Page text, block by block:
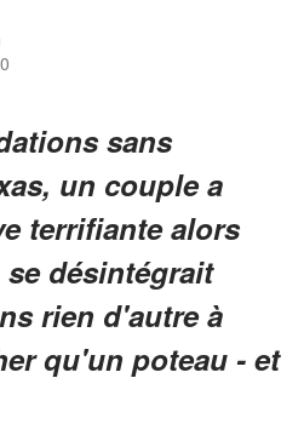
sans
un couple a
terrifiante alors
désintégrait
rien d'autre à
qu'un poteau - et